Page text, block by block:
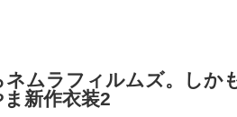
ムラフィルムズ。しかも
新作衣装2